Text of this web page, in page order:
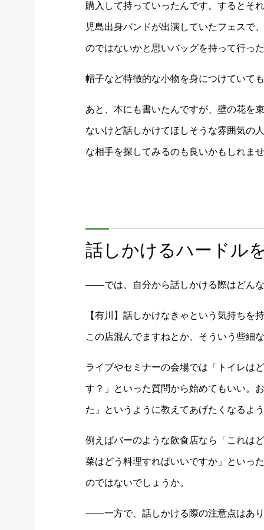
購入して持っていったんです。するとそ
児島出身バンドが出演していたフェスで
のではないかと思いバッグを持って行っ
帽子など特徴的な小物を身につけていて
あと、本にも書いたんですが、壁の花を
ないけど話しかけてほしそうな雰囲気の
な相手を探してみるのも良いかもしれま
話しかけるハードル
――では、自分から話しかける際はどん
【有川】話しかけなきゃという気持ちを
この店混んでますねとか、そういう些細
ライブやセミナーの会場では「トイレは
す？」といった質問から始めてもいい。
た」というように教えてあげたくなるよ
例えばバーのような飲食店なら「これは
菜はどう料理すればいいですか」といっ
のではないでしょうか。
――一方で、話しかける際の注意点はあ